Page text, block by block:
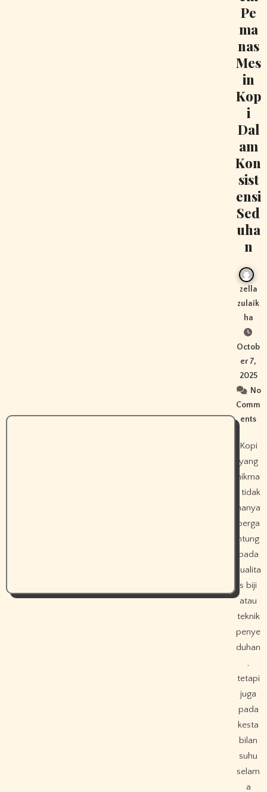
Pe
ma
nas
Mes
in
Kop
i
Dal
am
Kon
sist
ensi
Sed
uha
n
zella
zulaik
ha
Octob
er 7,
2025
No
Comm
ents
Kopi
yang
nikma
t tidak
hanya
berga
ntung
pada
kualita
s biji
atau
teknik
penye
duhan
,
tetapi
juga
pada
kesta
bilan
suhu
selam
a